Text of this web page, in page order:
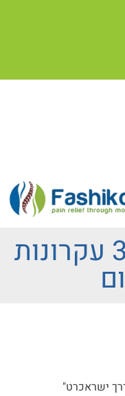
תשלום לסדנת 3 עקרונות
ישראכרט"